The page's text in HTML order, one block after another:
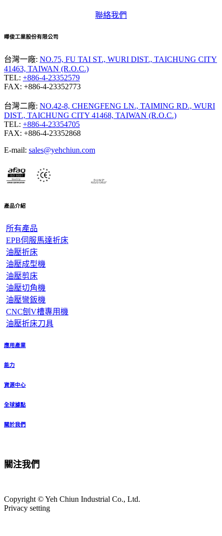
聯絡我們
曄俊工業股份有限公司
台灣一廠: NO.75, FU TAI ST., WURI DIST., TAICHUNG CITY
41463, TAIWAN (R.O.C.)
TEL: +886-4-23352579
FAX: +886-4-23352773
台灣二廠: NO.42-8, CHENGFENG LN., TAIMING RD., WURI
DIST., TAICHUNG CITY 41468, TAIWAN (R.O.C.)
TEL: +886-4-23354705
FAX: +886-4-23352868
E-mail: sales@yehchiun.com
產品介紹
所有產品
EPB伺服馬達折床
油壓折床
油壓成型機
油壓剪床
油壓切角機
油壓彎鈑機
CNC刨V槽專用機
油壓折床刀具
應用產業
能力
資源中心
全球據點
關於我們
關注我們
Copyright © Yeh Chiun Industrial Co., Ltd.
Privacy setting